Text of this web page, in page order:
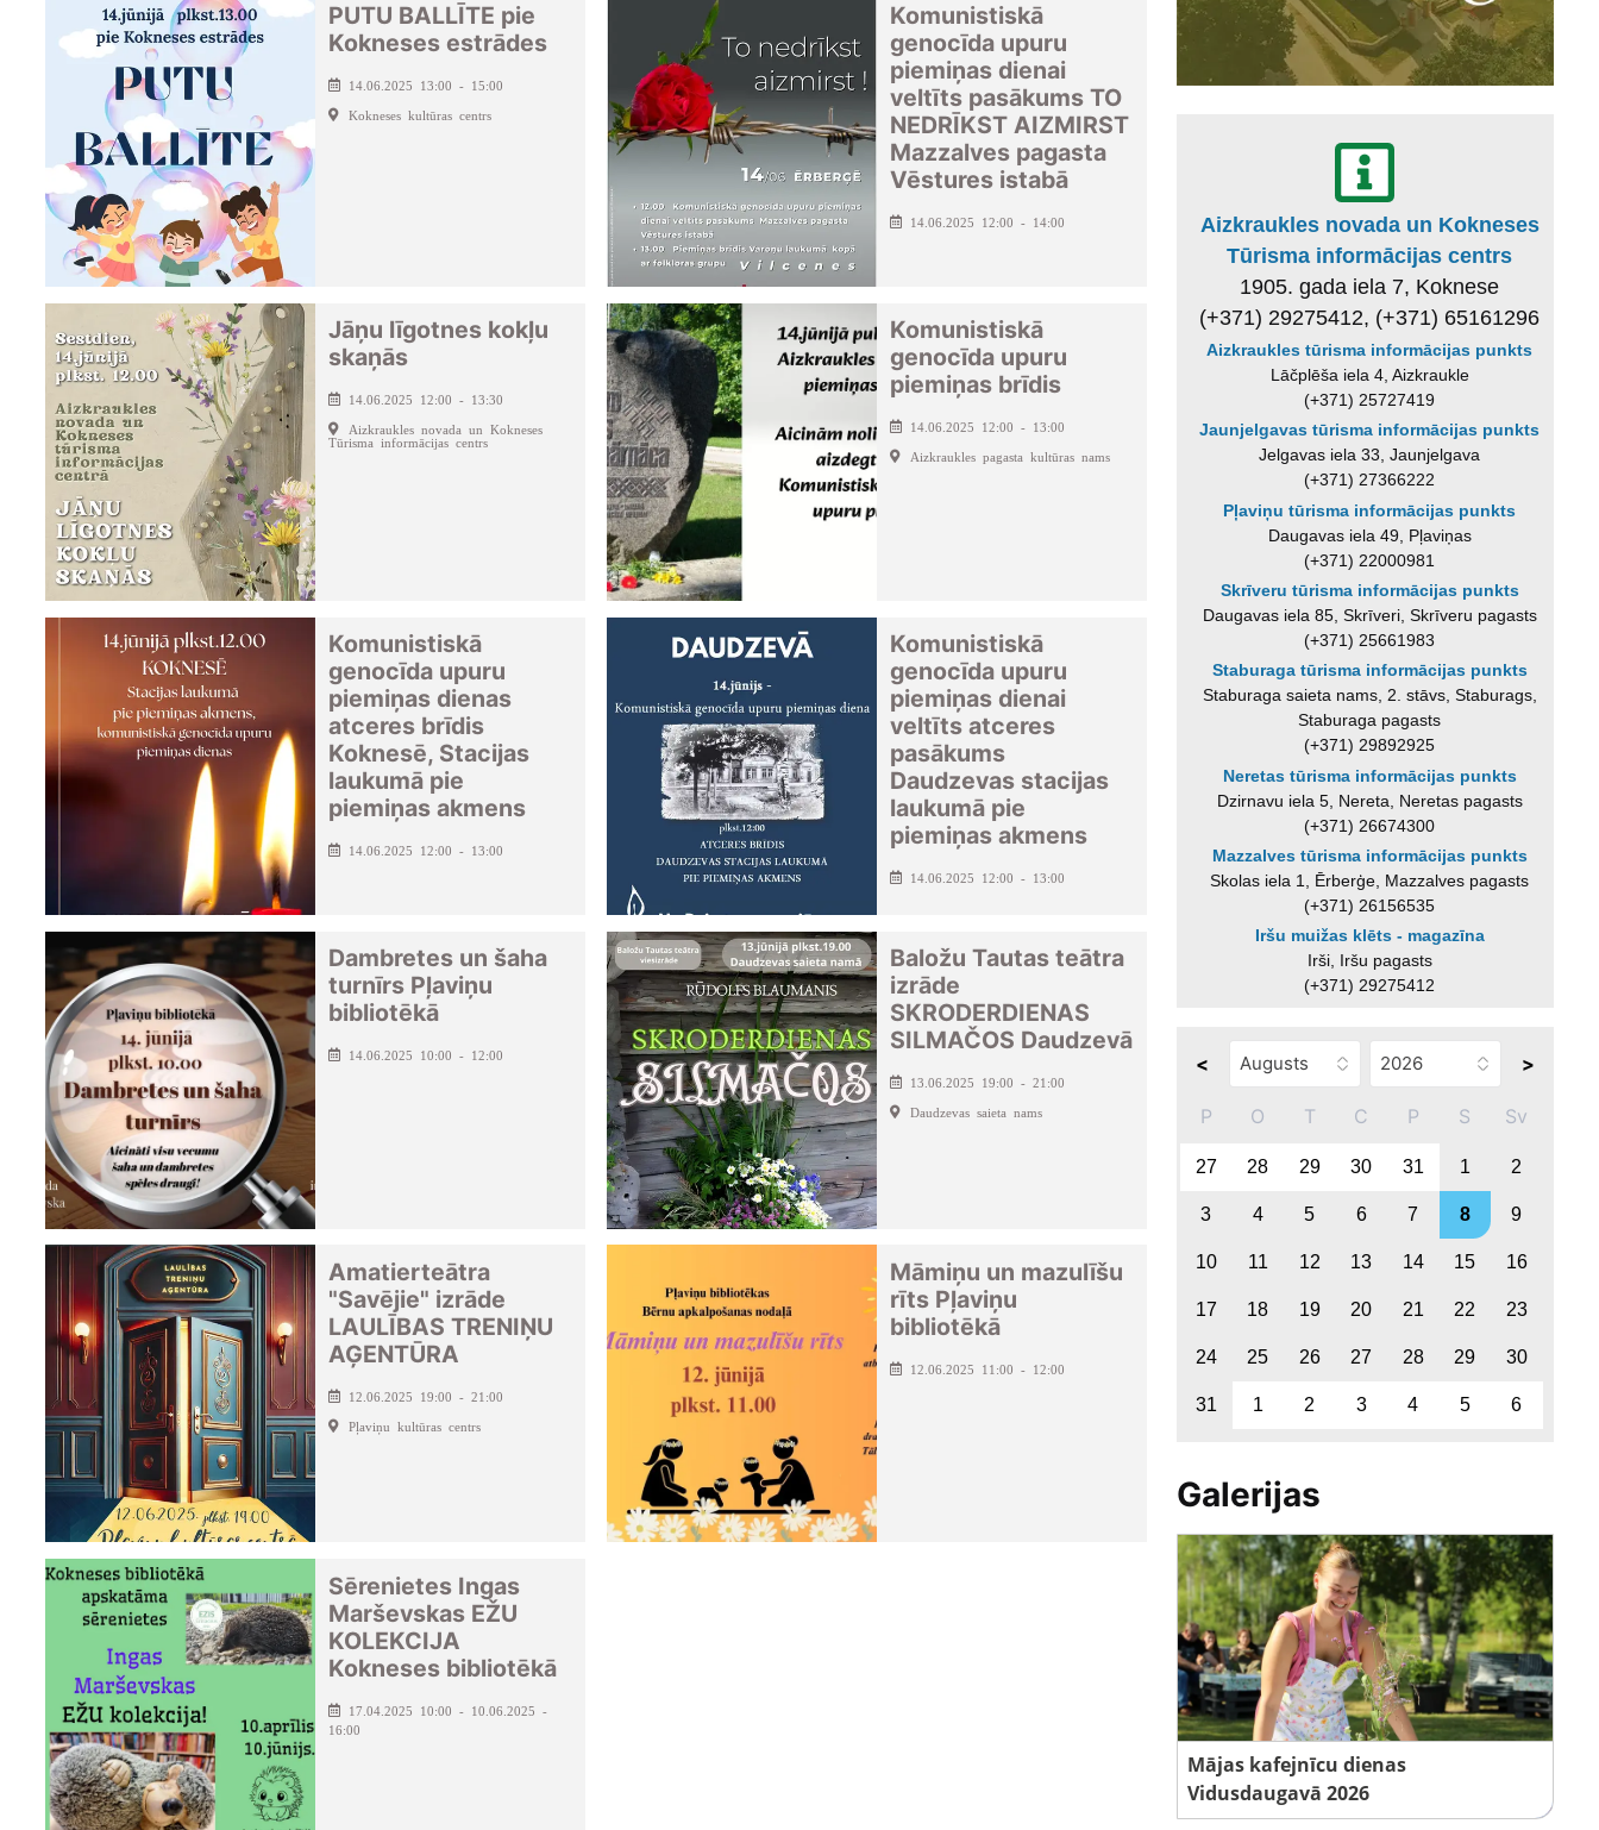
PUTU BALLĪTE pie
Kokneses estrādes
14.06.2025 13:00 - 15:00
Kokneses kultūras centrs
Komunistiskā
genocīda upuru
piemiņas dienai
veltīts pasākums TO
NEDRĪKST AIZMIRST
Mazzalves pagasta
Vēstures istabā
14.06.2025 12:00 - 14:00
Jāņu līgotnes kokļu
skaņās
14.06.2025 12:00 - 13:30
Aizkraukles novada un Kokneses
Tūrisma informācijas centrs
Komunistiskā
genocīda upuru
piemiņas brīdis
14.06.2025 12:00 - 13:00
Aizkraukles pagasta kultūras nams
Komunistiskā
genocīda upuru
piemiņas dienas
atceres brīdis
Koknesē, Stacijas
laukumā pie
piemiņas akmens
14.06.2025 12:00 - 13:00
Komunistiskā
genocīda upuru
piemiņas dienai
veltīts atceres
pasākums
Daudzevas stacijas
laukumā pie
piemiņas akmens
14.06.2025 12:00 - 13:00
Dambretes un šaha
turnīrs Pļaviņu
bibliotēkā
14.06.2025 10:00 - 12:00
Baložu Tautas teātra
izrāde
SKRODERDIENAS
SILMAČOS Daudzevā
13.06.2025 19:00 - 21:00
Daudzevas saieta nams
Amatierteātra
"Savējie" izrāde
LAULĪBAS TRENIŅU
AĢENTŪRA
12.06.2025 19:00 - 21:00
Pļaviņu kultūras centrs
Māmiņu un mazulīšu
rīts Pļaviņu
bibliotēkā
12.06.2025 11:00 - 12:00
Sērenietes Ingas
Marševskas EŽU
KOLEKCIJA
Kokneses bibliotēkā
17.04.2025 10:00 - 10.06.2025 -
16:00
Aizkraukles novada un Kokneses
Tūrisma informācijas centrs
1905. gada iela 7, Koknese
(+371) 29275412, (+371) 65161296
Aizkraukles tūrisma informācijas punkts
Lāčplēša iela 4, Aizkraukle
(+371) 25727419
Jaunjelgavas tūrisma informācijas punkts
Jelgavas iela 33, Jaunjelgava
(+371) 27366222
Pļaviņu tūrisma informācijas punkts
Daugavas iela 49, Pļaviņas
(+371) 22000981
Skrīveru tūrisma informācijas punkts
Daugavas iela 85, Skrīveri, Skrīveru pagasts
(+371) 25661983
Staburaga tūrisma informācijas punkts
Staburaga saieta nams, 2. stāvs, Staburags,
Staburaga pagasts
(+371) 29892925
Neretas tūrisma informācijas punkts
Dzirnavu iela 5, Nereta, Neretas pagasts
(+371) 26674300
Mazzalves tūrisma informācijas punkts
Skolas iela 1, Ērberģe, Mazzalves pagasts
(+371) 26156535
Iršu muižas klēts - magazīna
Irši, Iršu pagasts
(+371) 29275412
< >
P O T C P S Sv
27 28 29 30 31 1 2
3 4 5 6 7 8 9
10 11 12 13 14 15 16
17 18 19 20 21 22 23
24 25 26 27 28 29 30
31 1 2 3 4 5 6
Galerijas
Mājas kafejnīcu dienas
Vidusdaugavā 2026